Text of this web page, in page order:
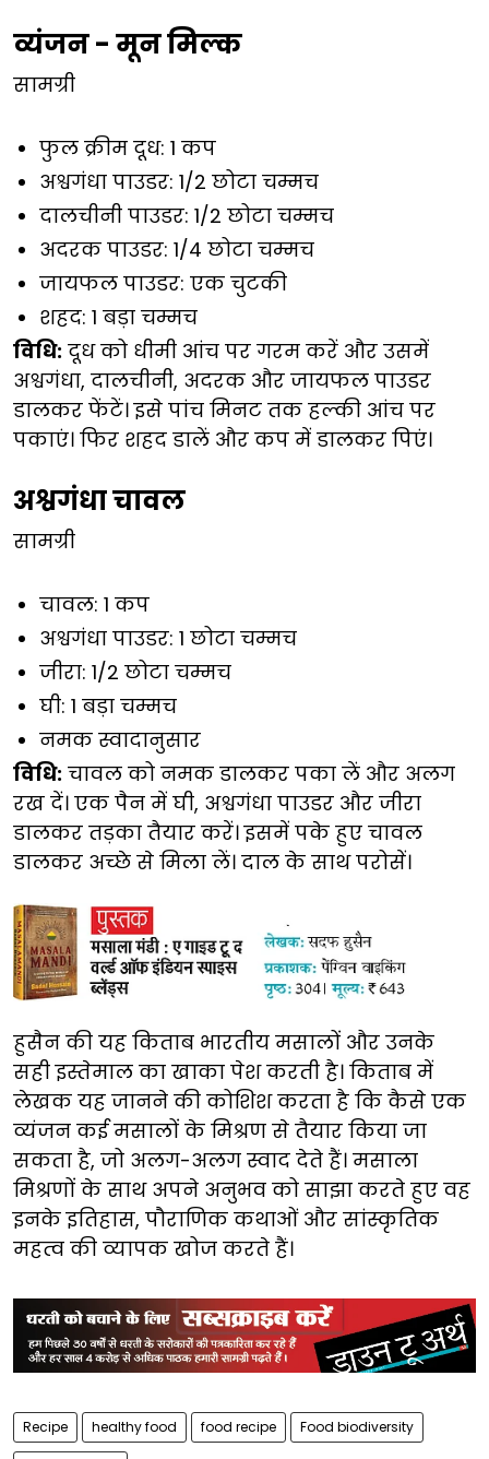
व्यंजन - मून मिल्क
सामग्री
फुल क्रीम दूध: 1 कप
अश्वगंधा पाउडर: 1/2 छोटा चम्मच
दालचीनी पाउडर: 1/2 छोटा चम्मच
अदरक पाउडर: 1/4 छोटा चम्मच
जायफल पाउडर: एक चुटकी
शहद: 1 बड़ा चम्मच
विधि: दूध को धीमी आंच पर गरम करें और उसमें
अश्वगंधा, दालचीनी, अदरक और जायफल पाउडर
डालकर फेंटें। इसे पांच मिनट तक हल्की आंच पर
पकाएं। फिर शहद डालें और कप में डालकर पिएं।
अश्वगंधा चावल
सामग्री
चावल: 1 कप
अश्वगंधा पाउडर: 1 छोटा चम्मच
जीरा: 1/2 छोटा चम्मच
घी: 1 बड़ा चम्मच
नमक स्वादानुसार
विधि: चावल को नमक डालकर पका लें और अलग
रख दें। एक पैन में घी, अश्वगंधा पाउडर और जीरा
डालकर तड़का तैयार करें। इसमें पके हुए चावल
डालकर अच्छे से मिला लें। दाल के साथ परोसें।
हुसैन की यह किताब भारतीय मसालों और उनके
सही इस्तेमाल का खाका पेश करती है। किताब में
लेखक यह जानने की कोशिश करता है कि कैसे एक
व्यंजन कई मसालों के मिश्रण से तैयार किया जा
सकता है, जो अलग-अलग स्वाद देते हैं। मसाला
मिश्रणों के साथ अपने अनुभव को साझा करते हुए वह
इनके इतिहास, पौराणिक कथाओं और सांस्कृतिक
महत्व की व्यापक खोज करते हैं।
Recipe healthy food food recipe Food biodiversity